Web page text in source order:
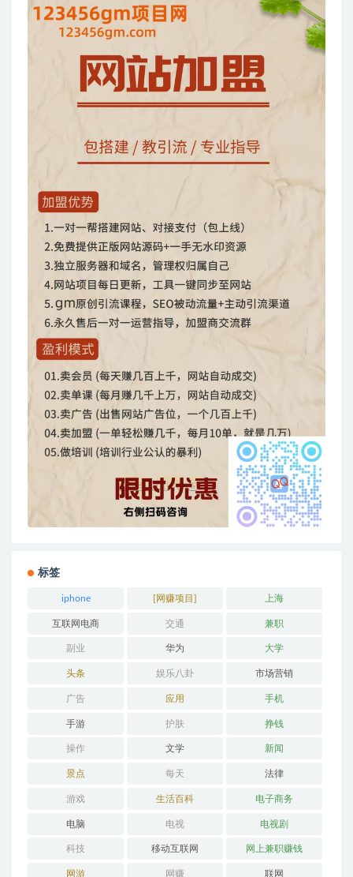
标签
iphone [网赚项目] 上海
互联网电商 交通 兼职
副业 华为 大学
头条 娱乐八卦 市场营销
广告 应用 手机
手游 护肤 挣钱
操作 文学 新闻
景点 每天 法律
游戏 生活百科 电子商务
电脑 电视 电视剧
科技 移动互联网 网上兼职赚钱
网游 网赚 联网